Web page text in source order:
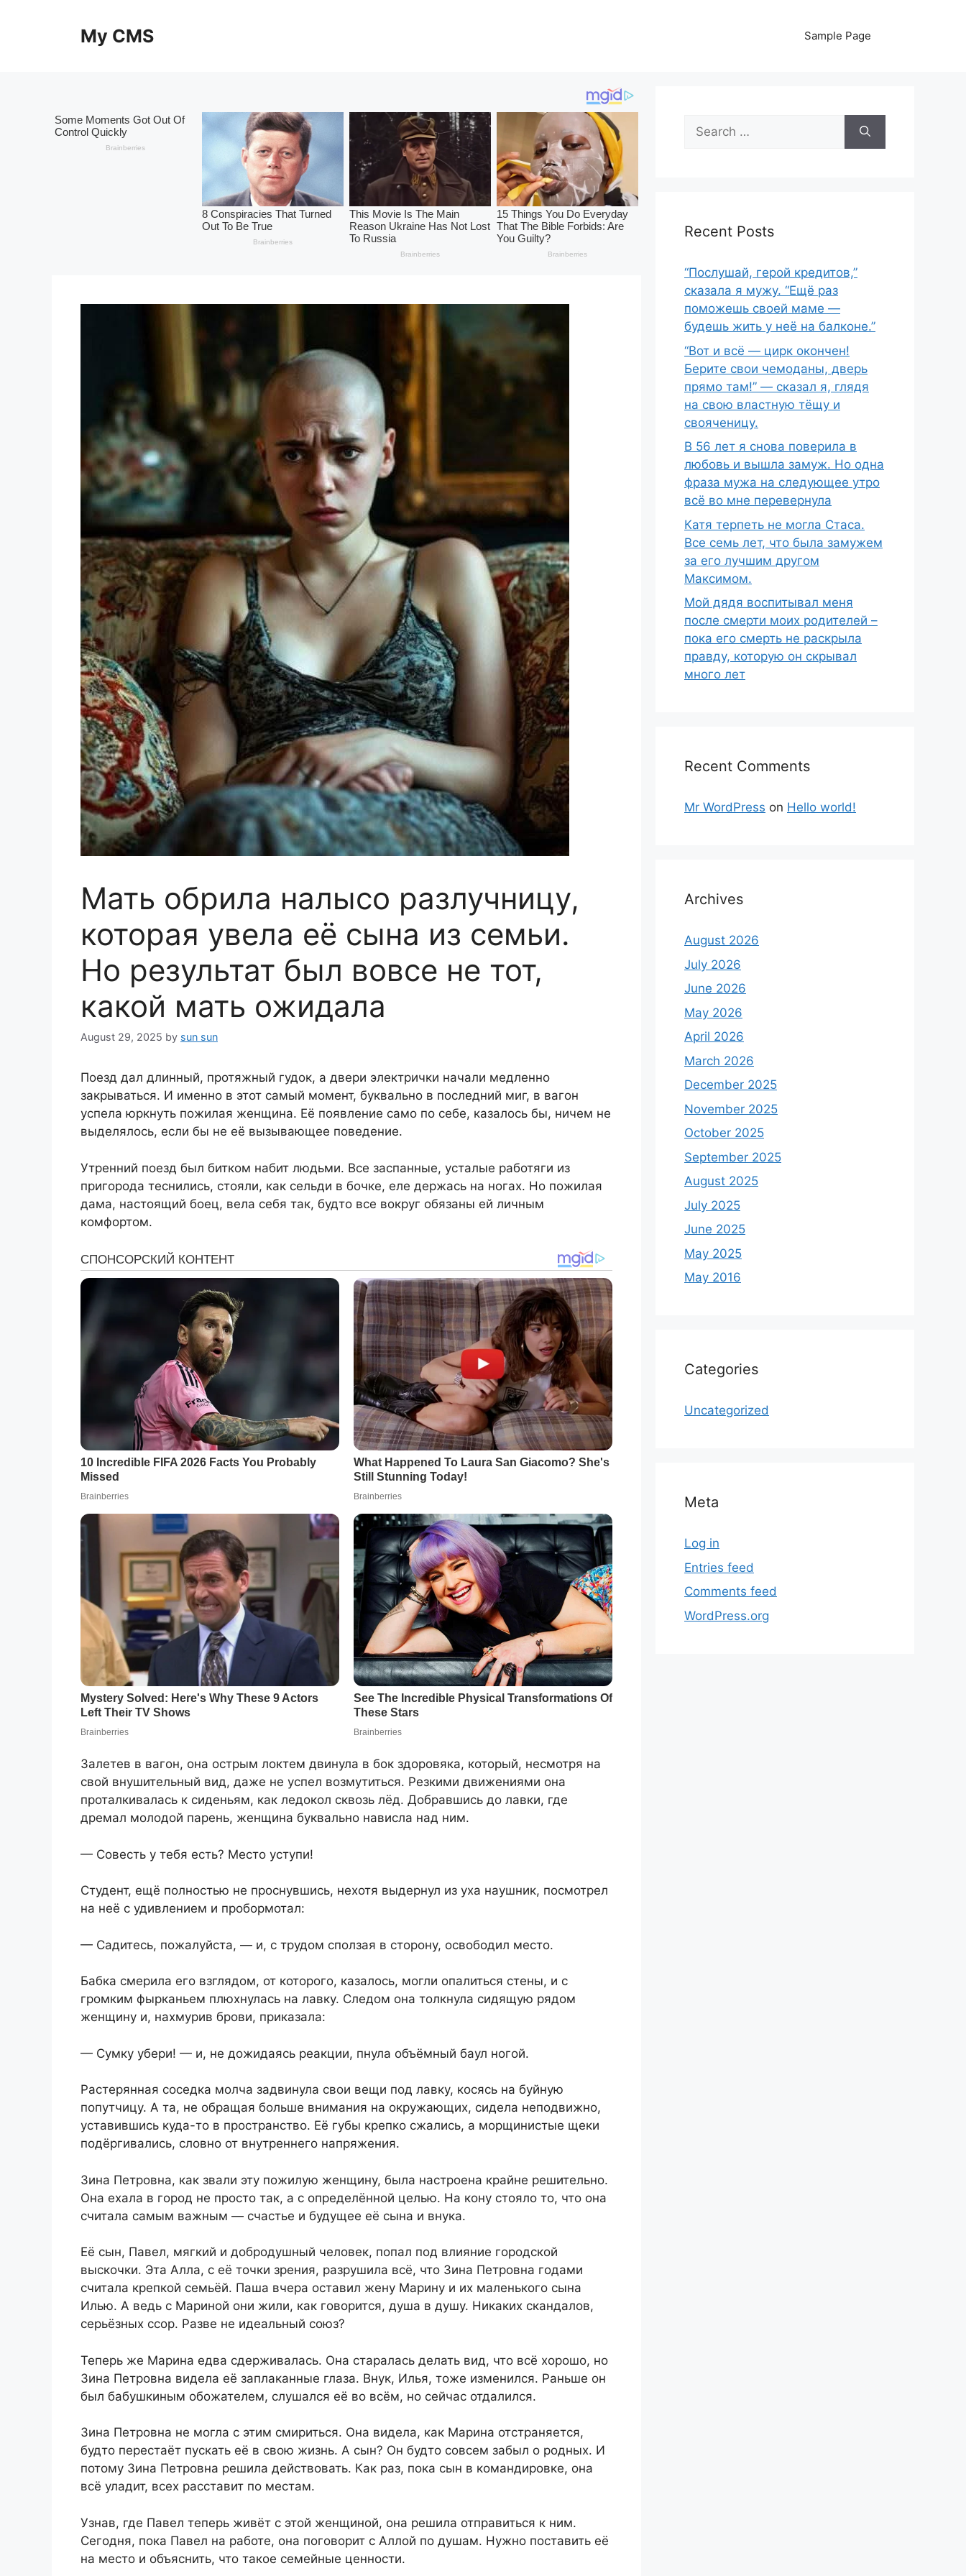
My CMS Sample Page
Мать обрила налысо разлучницу,
которая увела её сына из семьи.
Но результат был вовсе не тот,
какой мать ожидала
August 29, 2025 by sun sun
Поезд дал длинный, протяжный гудок, а двери электрички начали медленно
закрываться. И именно в этот самый момент, буквально в последний миг, в вагон
успела юркнуть пожилая женщина. Её появление само по себе, казалось бы, ничем не
выделялось, если бы не её вызывающее поведение.
Утренний поезд был битком набит людьми. Все заспанные, усталые работяги из
пригорода теснились, стояли, как сельди в бочке, еле держась на ногах. Но пожилая
дама, настоящий боец, вела себя так, будто все вокруг обязаны ей личным
комфортом.
Залетев в вагон, она острым локтем двинула в бок здоровяка, который, несмотря на
свой внушительный вид, даже не успел возмутиться. Резкими движениями она
проталкивалась к сиденьям, как ледокол сквозь лёд. Добравшись до лавки, где
дремал молодой парень, женщина буквально нависла над ним.
— Совесть у тебя есть? Место уступи!
Студент, ещё полностью не проснувшись, нехотя выдернул из уха наушник, посмотрел
на неё с удивлением и пробормотал:
— Садитесь, пожалуйста, — и, с трудом сползая в сторону, освободил место.
Бабка смерила его взглядом, от которого, казалось, могли опалиться стены, и с
громким фырканьем плюхнулась на лавку. Следом она толкнула сидящую рядом
женщину и, нахмурив брови, приказала:
— Сумку убери! — и, не дожидаясь реакции, пнула объёмный баул ногой.
Растерянная соседка молча задвинула свои вещи под лавку, косясь на буйную
попутчицу. А та, не обращая больше внимания на окружающих, сидела неподвижно,
уставившись куда-то в пространство. Её губы крепко сжались, а морщинистые щеки
подёргивались, словно от внутреннего напряжения.
Зина Петровна, как звали эту пожилую женщину, была настроена крайне решительно.
Она ехала в город не просто так, а с определённой целью. На кону стояло то, что она
считала самым важным — счастье и будущее её сына и внука.
Её сын, Павел, мягкий и добродушный человек, попал под влияние городской
выскочки. Эта Алла, с её точки зрения, разрушила всё, что Зина Петровна годами
считала крепкой семьёй. Паша вчера оставил жену Марину и их маленького сына
Илью. А ведь с Мариной они жили, как говорится, душа в душу. Никаких скандалов,
серьёзных ссор. Разве не идеальный союз?
Теперь же Марина едва сдерживалась. Она старалась делать вид, что всё хорошо, но
Зина Петровна видела её заплаканные глаза. Внук, Илья, тоже изменился. Раньше он
был бабушкиным обожателем, слушался её во всём, но сейчас отдалился.
Зина Петровна не могла с этим смириться. Она видела, как Марина отстраняется,
будто перестаёт пускать её в свою жизнь. А сын? Он будто совсем забыл о родных. И
потому Зина Петровна решила действовать. Как раз, пока сын в командировке, она
всё уладит, всех расставит по местам.
Узнав, где Павел теперь живёт с этой женщиной, она решила отправиться к ним.
Сегодня, пока Павел на работе, она поговорит с Аллой по душам. Нужно поставить её
на место и объяснить, что такое семейные ценности.
Search
for:
Recent Posts
“Послушай, герой кредитов,”
сказала я мужу. “Ещё раз
поможешь своей маме —
будешь жить у неё на балконе.”
“Вот и всё — цирк окончен!
Берите свои чемоданы, дверь
прямо там!” — сказал я, глядя
на свою властную тёщу и
свояченицу.
В 56 лет я снова поверила в
любовь и вышла замуж. Но одна
фраза мужа на следующее утро
всё во мне перевернула
Катя терпеть не могла Стаса.
Все семь лет, что была замужем
за его лучшим другом
Максимом.
Мой дядя воспитывал меня
после смерти моих родителей –
пока его смерть не раскрыла
правду, которую он скрывал
много лет
Recent Comments
Mr WordPress on Hello world!
Archives
August 2026
July 2026
June 2026
May 2026
April 2026
March 2026
December 2025
November 2025
October 2025
September 2025
August 2025
July 2025
June 2025
May 2025
May 2016
Categories
Uncategorized
Meta
Log in
Entries feed
Comments feed
WordPress.org